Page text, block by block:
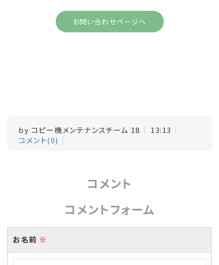
お問い合わせページへ
by コピー機メンテナンスチーム 18
13:13
コメント(0)
コメント
コメントフォーム
お名前 ※